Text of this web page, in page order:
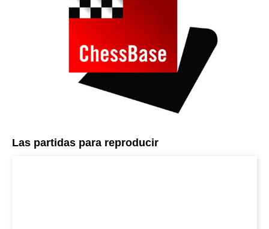
Las partidas para reproducir